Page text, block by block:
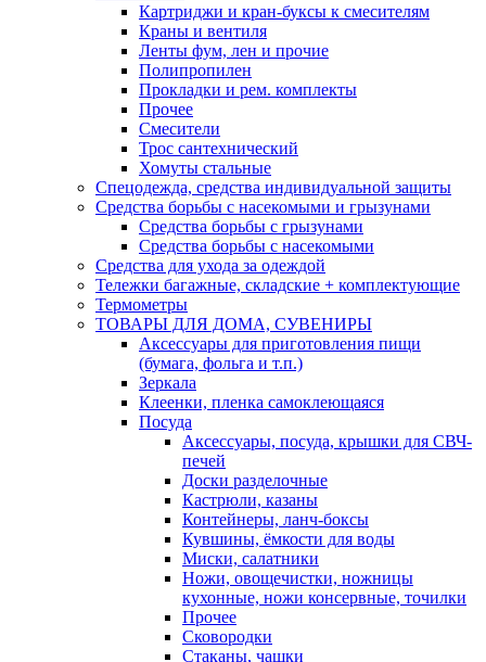
Картриджи и кран-буксы к смесителям
Краны и вентиля
Ленты фум, лен и прочие
Полипропилен
Прокладки и рем. комплекты
Прочее
Смесители
Трос сантехнический
Хомуты стальные
Спецодежда, средства индивидуальной защиты
Средства борьбы с насекомыми и грызунами
Средства борьбы с грызунами
Средства борьбы с насекомыми
Средства для ухода за одеждой
Тележки багажные, складские + комплектующие
Термометры
ТОВАРЫ ДЛЯ ДОМА, СУВЕНИРЫ
Аксессуары для приготовления пищи
(бумага, фольга и т.п.)
Зеркала
Клеенки, пленка самоклеющаяся
Посуда
Аксессуары, посуда, крышки для СВЧ-
печей
Доски разделочные
Кастрюли, казаны
Контейнеры, ланч-боксы
Кувшины, ёмкости для воды
Миски, салатники
Ножи, овощечистки, ножницы
кухонные, ножи консервные, точилки
Прочее
Сковородки
Стаканы, чашки